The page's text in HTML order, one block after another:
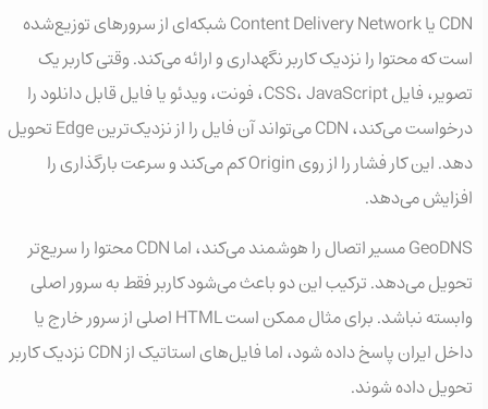
CDN یا Content Delivery Network شبکه‌ای از سرورهای توزیع‌شده
است که محتوا را نزدیک کاربر نگهداری و ارائه می‌کند. وقتی کاربر یک
تصویر، فایل CSS، JavaScript، فونت، ویدئو یا فایل قابل دانلود را
درخواست می‌کند، CDN می‌تواند آن فایل را از نزدیک‌ترین Edge تحویل
دهد. این کار فشار را از روی Origin کم می‌کند و سرعت بارگذاری را
افزایش می‌دهد.
GeoDNS مسیر اتصال را هوشمند می‌کند، اما CDN محتوا را سریع‌تر
تحویل می‌دهد. ترکیب این دو باعث می‌شود کاربر فقط به سرور اصلی
وابسته نباشد. برای مثال ممکن است HTML اصلی از سرور خارج یا
داخل ایران پاسخ داده شود، اما فایل‌های استاتیک از CDN نزدیک کاربر
تحویل داده شوند.